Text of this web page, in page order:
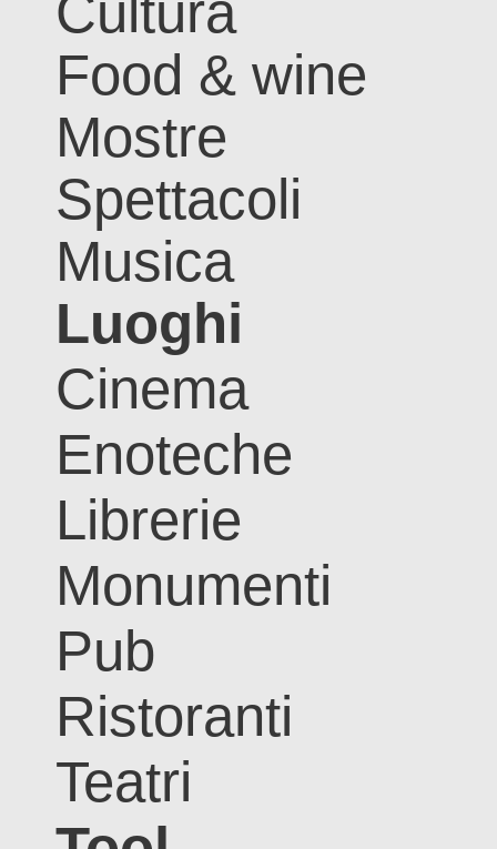
Cultura
Food & wine
Mostre
Spettacoli
Musica
Luoghi
Cinema
Enoteche
Librerie
Monumenti
Pub
Ristoranti
Teatri